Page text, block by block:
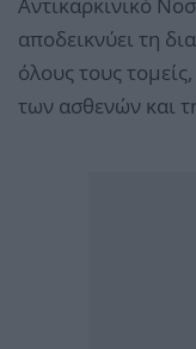
Αντικαρκινικό
αποδεικνύει τη
όλους τους
των ασθενών και